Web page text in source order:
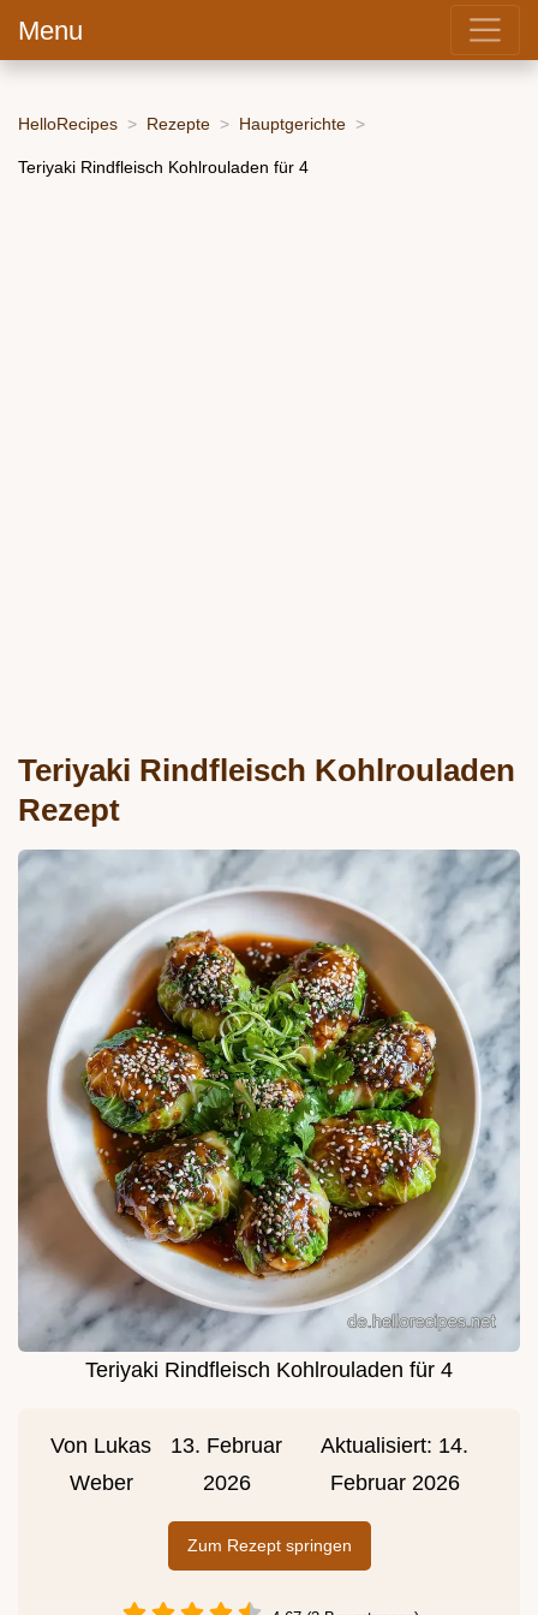
Menu
HelloRecipes Rezepte Hauptgerichte
Teriyaki Rindfleisch Kohlrouladen für 4
Teriyaki Rindfleisch Kohlrouladen
Rezept
Teriyaki Rindfleisch Kohlrouladen für 4
Von Lukas
Weber
13. Februar
2026
Aktualisiert: 14.
Februar 2026
Zum Rezept springen